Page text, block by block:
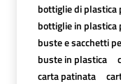
bottiglie di plastica
bottiglie in plastica
buste e sacchetti
buste in plastica
carta patinata